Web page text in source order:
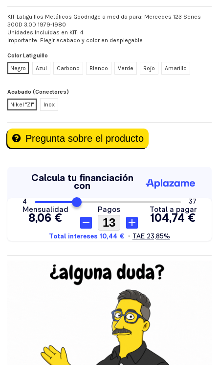
KIT Latiguillos Metálicos Goodridge a medida para: Mercedes 123 Series
300D 3.0D 1979-1980
Unidades Incluidas en KIT: 4
Importante: Elegir acabado y color en desplegable
Color Latiguillo
Negro
Azul Carbono Blanco Verde Rojo Amarillo
Acabado (Conectores)
Nikel "Z1"
Inox
Pregunta sobre el producto